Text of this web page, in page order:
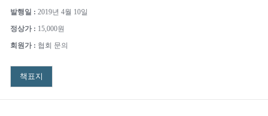
발행일 :2019년 4월 10일
정상가 : 15,000원
회원가 : 협회 문의
책표지